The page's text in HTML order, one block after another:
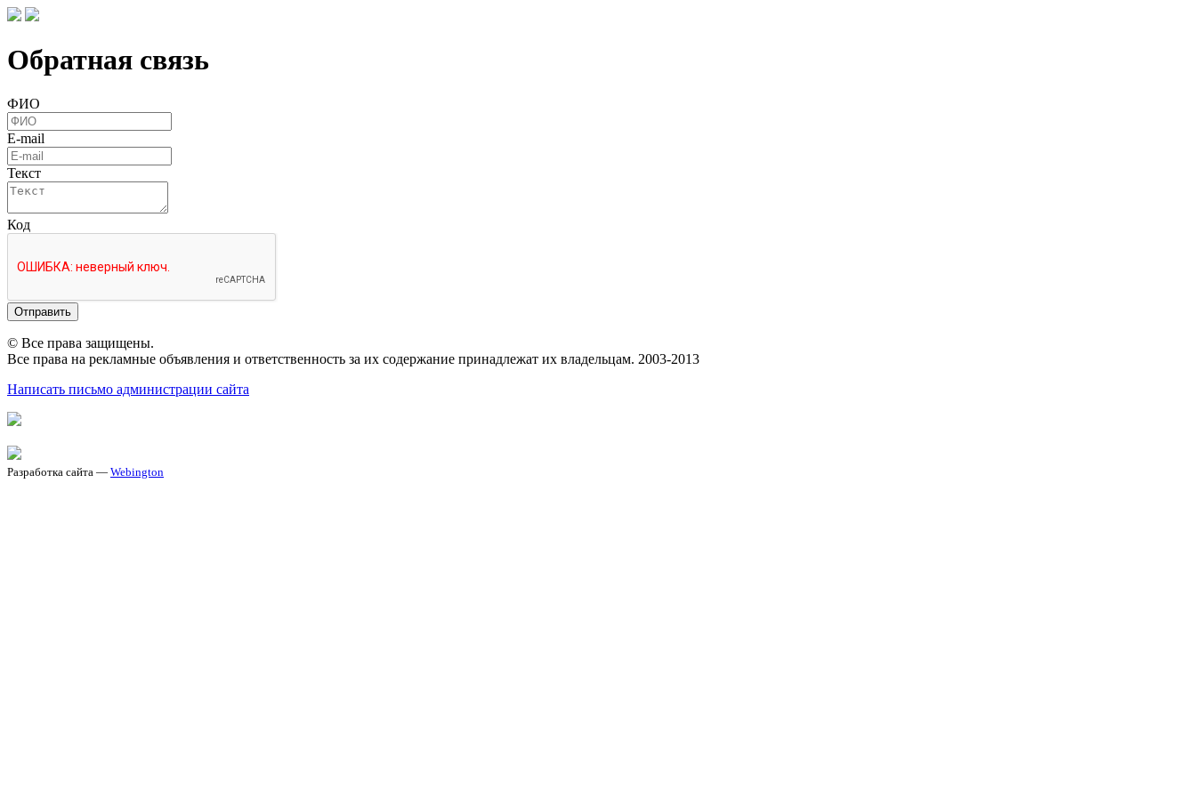
Обратная связь
ФИО
E-mail
Текст
Код
Отправить
© Все права защищены.
Все права на рекламные объявления и ответственность за их содержание принадлежат их владельцам. 2003-2013
Написать письмо администрации сайта
Разработка сайта — Webington